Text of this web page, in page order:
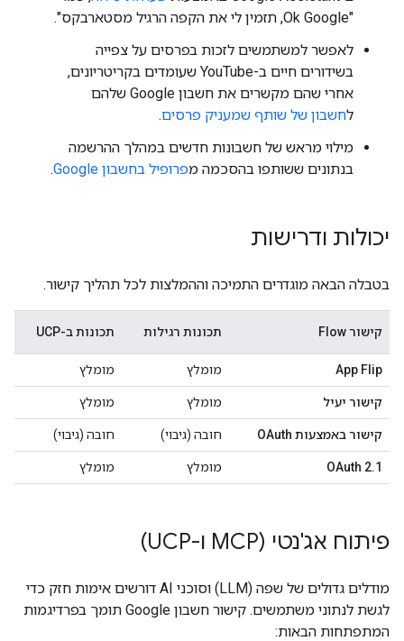
"Ok Google, תזמין לי את הקפה הרגיל מסטארבקס".
לאפשר למשתמשים לזכות בפרסים על צפייה
בשידורים חיים ב-YouTube שעומדים בקריטריונים,
אחרי שהם מקשרים את חשבון Google שלהם
לחשבון של שותף שמעניק פרסים.
מילוי מראש של חשבונות חדשים במהלך ההרשמה
בנתונים ששותפו בהסכמה מפרופיל בחשבון Google .
יכולות ודרישות
בטבלה הבאה מוגדרים התמיכה וההמלצות לכל תהליך קישור.
קישור Flow תכונות רגילות תכונות ב-UCP
App Flip מומלץ מומלץ
קישור יעיל מומלץ מומלץ
קישור באמצעות OAuth חובה (גיבוי) חובה (גיבוי)
OAuth 2.1 מומלץ מומלץ
פיתוח אג'נטי (MCP ו-UCP)
מודלים גדולים של שפה (LLM) וסוכני AI דורשים אימות חזק כדי
לגשת לנתוני משתמשים. קישור חשבון Google תומך בפרדיגמות
המתפתחות הבאות: